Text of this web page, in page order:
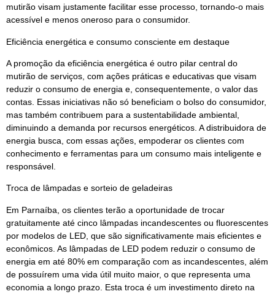
mutirão visam justamente facilitar esse processo, tornando-o mais
acessível e menos oneroso para o consumidor.
Eficiência energética e consumo consciente em destaque
A promoção da eficiência energética é outro pilar central do
mutirão de serviços, com ações práticas e educativas que visam
reduzir o consumo de energia e, consequentemente, o valor das
contas. Essas iniciativas não só beneficiam o bolso do consumidor,
mas também contribuem para a sustentabilidade ambiental,
diminuindo a demanda por recursos energéticos. A distribuidora de
energia busca, com essas ações, empoderar os clientes com
conhecimento e ferramentas para um consumo mais inteligente e
responsável.
Troca de lâmpadas e sorteio de geladeiras
Em Parnaíba, os clientes terão a oportunidade de trocar
gratuitamente até cinco lâmpadas incandescentes ou fluorescentes
por modelos de LED, que são significativamente mais eficientes e
econômicos. As lâmpadas de LED podem reduzir o consumo de
energia em até 80% em comparação com as incandescentes, além
de possuírem uma vida útil muito maior, o que representa uma
economia a longo prazo. Esta troca é um investimento direto na